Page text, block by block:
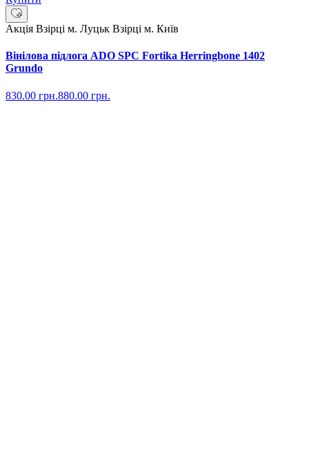
Акція Взірці м. Луцьк Взірці м. Київ
Вінілова підлога ADO SPC Fortika Herringbone 1402
Grundo
830.00 грн.880.00 грн.